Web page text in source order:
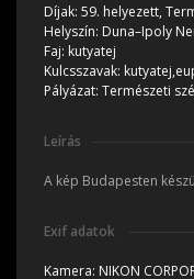
Díjak: 59. helyezett,
Helyszín: Duna–Ipoly
Faj: kutyatej
Kulcsszavak:
Pályázat: Természeti
Leírás
A kép Budapesten
Exif adatok
Kamera: NIKON